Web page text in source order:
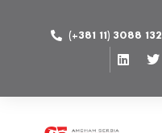
(+381 11) 3088 132